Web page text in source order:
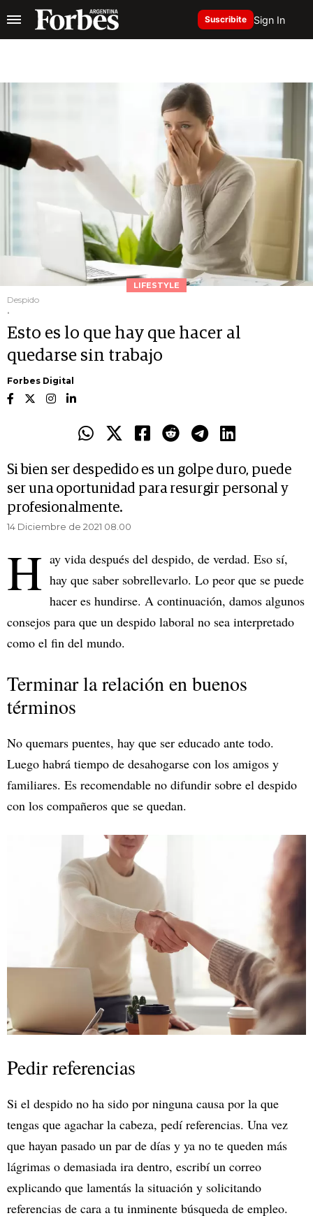
Suscribite Sign In
LIFESTYLE
Despido
.
Esto es lo que hay que hacer al
quedarse sin trabajo
Forbes Digital
Si bien ser despedido es un golpe duro, puede
ser una oportunidad para resurgir personal y
profesionalmente.
14 Diciembre de 2021 08.00
H ay vida después del despido, de verdad. Eso sí,
hay que saber sobrellevarlo. Lo peor que se puede
hacer es hundirse. A continuación, damos algunos
consejos para que un despido laboral no sea interpretado
como el fin del mundo.
Terminar la relación en buenos
términos
No quemars puentes, hay que ser educado ante todo.
Luego habrá tiempo de desahogarse con los amigos y
familiares. Es recomendable no difundir sobre el despido
con los compañeros que se quedan.
Pedir referencias
Si el despido no ha sido por ninguna causa por la que
tengas que agachar la cabeza, pedí referencias. Una vez
que hayan pasado un par de días y ya no te queden más
lágrimas o demasiada ira dentro, escribí un correo
explicando que lamentás la situación y solicitando
referencias de cara a tu inminente búsqueda de empleo.